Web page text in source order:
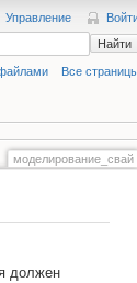
Управление
Найти
Все
моделирование_свай
должен